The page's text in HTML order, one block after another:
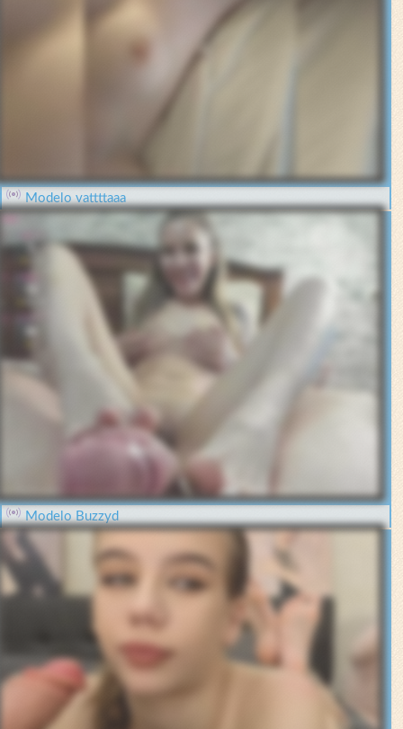
Modelo vattttaaa
Modelo Buzzyd